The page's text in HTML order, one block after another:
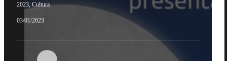
2023, Cultura
03/01/2023